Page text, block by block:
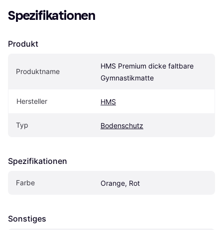
Spezifikationen
Produkt
Produktname
HMS Premium dicke faltbare
Gymnastikmatte
Hersteller HMS
Typ Bodenschutz
Spezifikationen
Farbe Orange, Rot
Sonstiges